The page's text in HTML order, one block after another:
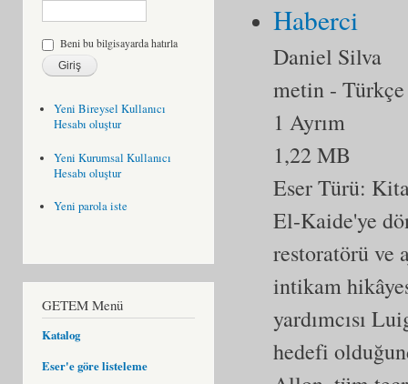
Beni bu bilgisayarda hatırla
Yeni Bireysel Kullanıcı
Hesabı oluştur
Yeni Kurumsal Kullanıcı
Hesabı oluştur
Yeni parola iste
GETEM Menü
Katalog
Eser'e göre listeleme
Haberci
Daniel Silva
metin - Türkçe
1 Ayrım
1,22 MB
Eser Türü:
El-Kaide'ye
restoratörü ve
intikam
yardımcısı
hedefi